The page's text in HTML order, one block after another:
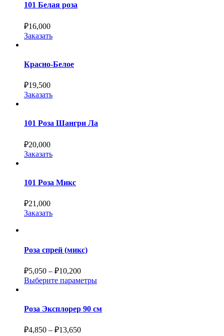
101 Белая роза
₽16,000
Заказать
Красно-Белое
₽19,500
Заказать
101 Роза Шангри Ла
₽20,000
Заказать
101 Роза Микс
₽21,000
Заказать
Роза спрей (микс)
₽5,050 – ₽10,200
Выберите параметры
Роза Эксплорер 90 см
₽4,850 – ₽13,650